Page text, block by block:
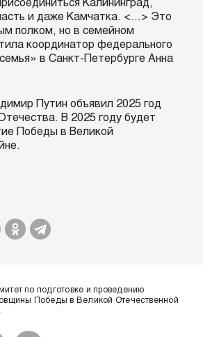
Калининград,
и даже Камчатка. <...> Это
полком, но в семейном
координатор федерального
в Санкт-Петербурге Анна
Путин объявил 2025 год
В 2025 году будет
Победы в Великой
по подготовке и проведению
Победы в Великой Отечественной